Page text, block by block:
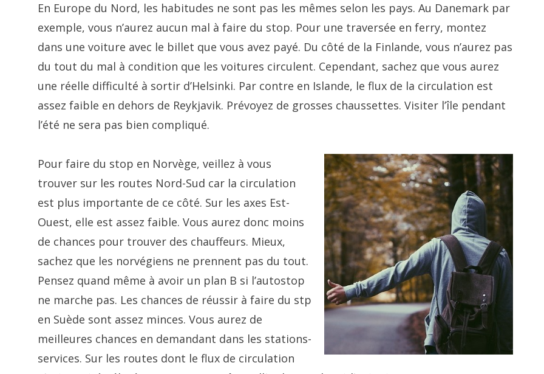
En Europe du Nord, les habitudes ne sont pas les mêmes selon les pays. Au Danemark par
exemple, vous n’aurez aucun mal à faire du stop. Pour une traversée en ferry, montez
dans une voiture avec le billet que vous avez payé. Du côté de la Finlande, vous n’aurez pas
du tout du mal à condition que les voitures circulent. Cependant, sachez que vous aurez
une réelle difficulté à sortir d’Helsinki. Par contre en Islande, le flux de la circulation est
assez faible en dehors de Reykjavik. Prévoyez de grosses chaussettes. Visiter l’île pendant
l’été ne sera pas bien compliqué.
Pour faire du stop en Norvège, veillez à vous
trouver sur les routes Nord-Sud car la circulation
est plus importante de ce côté. Sur les axes Est-
Ouest, elle est assez faible. Vous aurez donc moins
de chances pour trouver des chauffeurs. Mieux,
sachez que les norvégiens ne prennent pas du tout.
Pensez quand même à avoir un plan B si l’autostop
ne marche pas. Les chances de réussir à faire du stp
en Suède sont assez minces. Vous aurez de
meilleures chances en demandant dans les stations-
services. Sur les routes dont le flux de circulation